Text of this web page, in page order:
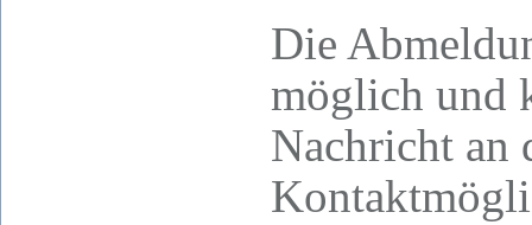
Die
möglich und
Nachricht an